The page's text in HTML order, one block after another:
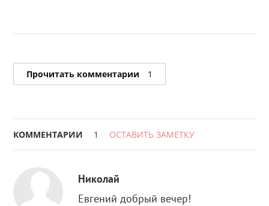
Прочитать комментарии 1
КОММЕНТАРИИ 1 ОСТАВИТЬ ЗАМЕТКУ
Николай
Евгений добрый вечер!